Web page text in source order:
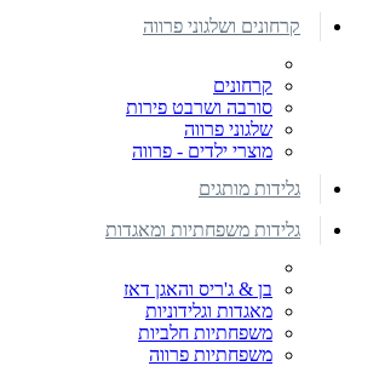
קרחונים ושלגוני פרווה
קרחונים
סורבה ושרבט פירות
שלגוני פרווה
מוצרי ילדים - פרווה
גלידות מותגים
גלידות משפחתיות ומאגדות
בן & ג'ריס והאגן דאז
מאגדות וגלידוניות
משפחתיות חלביות
משפחתיות פרווה